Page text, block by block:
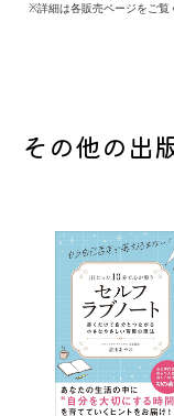
※詳細は各販売ページをご覧
その他の出